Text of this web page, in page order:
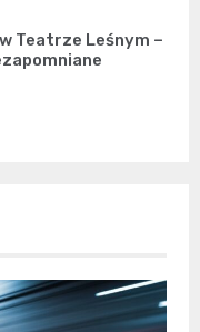
Teatrze Leśnym –